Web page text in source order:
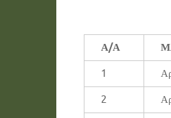
Α/Α
1
2